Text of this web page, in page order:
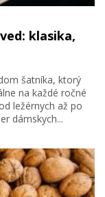
klasika,
šatníka, ktorý
na každé ročné
ležérnych až po
dámskych...